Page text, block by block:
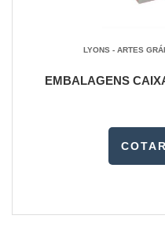
LYONS - ARTES
EMBALAGENS